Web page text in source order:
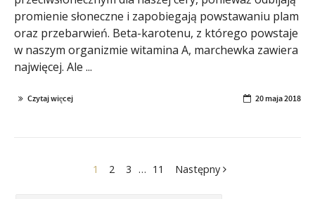
promienie słoneczne i zapobiegają powstawaniu plam
oraz przebarwień. Beta-karotenu, z którego powstaje
w naszym organizmie witamina A, marchewka zawiera
najwięcej. Ale ...
Czytaj więcej 20 maja 2018
1 2 3 … 11 Następny